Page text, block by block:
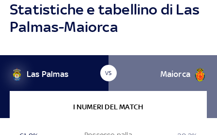
Statistiche e tabellino di Las
Palmas-Maiorca
Las Palmas VS Maiorca
I NUMERI DEL MATCH